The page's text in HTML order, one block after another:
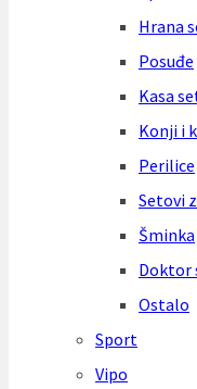
Hrana
Posuđe
Kasa
Konji i
Perilice
Setovi
Šminka
Doktor
Ostalo
Sport
Vipo